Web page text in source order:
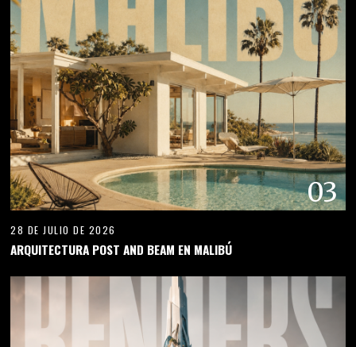
03
28 DE JULIO DE 2026
ARQUITECTURA POST AND BEAM EN MALIBÚ